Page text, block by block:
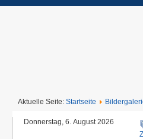
Aktuelle Seite: Startseite
Donnerstag, 6. August 2026